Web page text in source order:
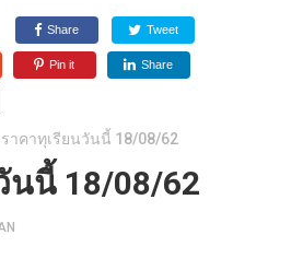
Share Tweet
Pin it Share
ราคาทุเรียนวันนี้ 18/08/62
นนี้ 18/08/62